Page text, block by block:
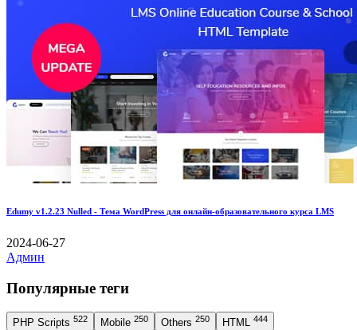
Edumy v1.2.23 Nulled - Тема WordPress для онлайн-образовательного курса LMS
2024-06-27
Админ
Популярные теги
PHP Scripts 522 Mobile 250 Others 250 HTML 444